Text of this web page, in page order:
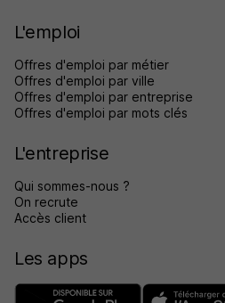
L'emploi
Offres d'emploi par métier
Offres d'emploi par ville
Offres d'emploi par entreprise
Offres d'emploi par mots clés
L'entreprise
Qui sommes-nous ?
On recrute
Accès client
Les apps